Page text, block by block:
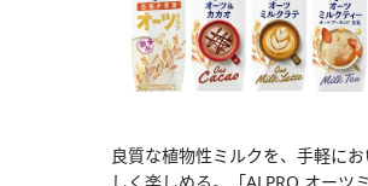
良質な植物性ミルクを、手軽にお